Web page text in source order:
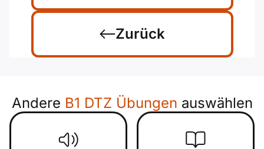
Zurück
Andere B1 DTZ Übungen auswählen